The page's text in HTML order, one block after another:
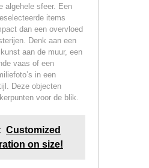
algehele sfeer. Een
items
dan een overvloed
Denk aan een
aan de muur, een
vaas of een
in een
Deze objecten
voor de blik.
Customized
on size!